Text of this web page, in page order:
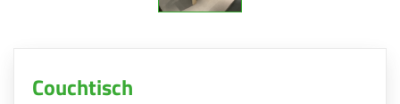
Couchtisch